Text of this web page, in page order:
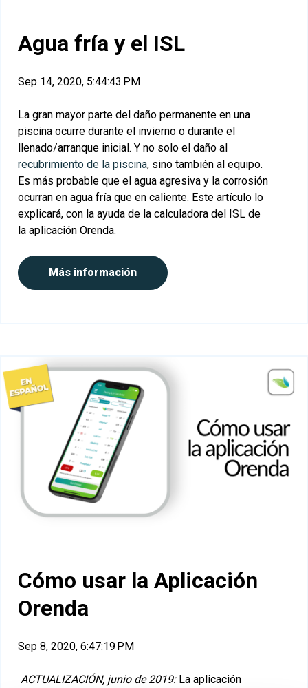
Agua fría y el ISL
Sep 14, 2020, 5:44:43 PM
La gran mayor parte del daño permanente en una
piscina ocurre durante el invierno o durante el
llenado/arranque inicial. Y no solo el daño al
recubrimiento de la piscina, sino también al equipo.
Es más probable que el agua agresiva y la corrosión
ocurran en agua fría que en caliente. Este artículo lo
explicará, con la ayuda de la calculadora del ISL de
la aplicación Orenda.
Más información
Cómo usar la Aplicación
Orenda
Sep 8, 2020, 6:47:19 PM
ACTUALIZACIÓN, junio de 2019:La aplicación